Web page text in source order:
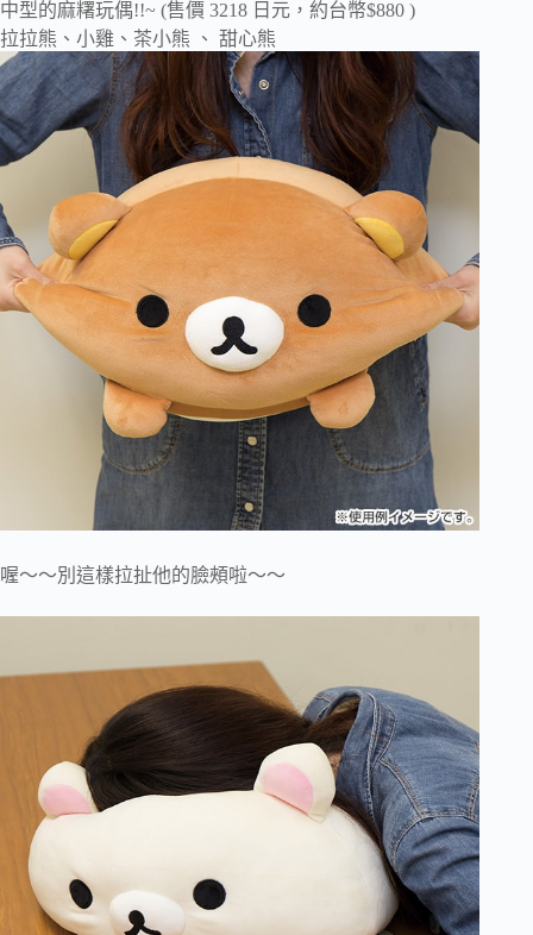
中型的麻糬玩偶!!~ (售價 3218 日元，約台幣$880 )
拉拉熊、小雞、茶小熊 、 甜心熊
喔～～別這樣拉扯他的臉頰啦～～